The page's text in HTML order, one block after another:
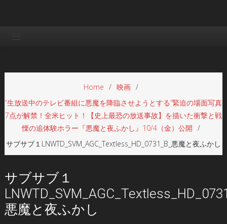
Home
映画
“生放送中のテレビ番組に悪魔を降臨させようとする”緊迫の場面写真
7点が解禁！全米ヒット！【史上最恐の放送事故】を描いた衝撃と戦
慄の追体験ホラー『悪魔と夜ふかし』10/4（金）公開
サブサブ１LNWTD_SVM_AGC_Textless_HD_0731_B_悪魔と夜ふかし
サブサブ１
悪魔と夜ふかし